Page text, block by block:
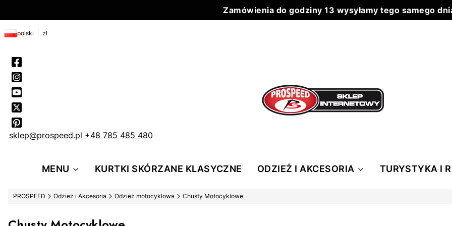
Zamówienia do godziny 13 wysyłamy tego samego
polski zł
sklep@prospeed.pl +48 785 485 480
MENU KURTKI SKÓRZANE KLASYCZNE ODZIEŻ I AKCESORIA TURYSTYKA I
PROSPEED Odzież i Akcesoria Odzież motocyklowa Chusty Motocyklowe